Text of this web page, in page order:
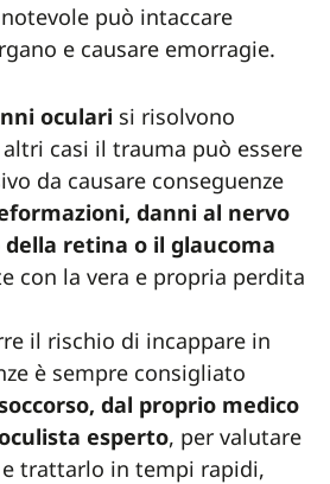
può intaccare
e causare emorragie.
oculari si risolvono
casi il trauma può essere
da causare conseguenze
danni al nervo
retina o il glaucoma
con la vera e propria perdita
il rischio di incappare in
è sempre consigliato
dal proprio medico
esperto, per valutare
e trattarlo in tempi rapidi,